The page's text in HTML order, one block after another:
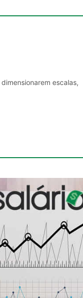
dimensionarem escalas,